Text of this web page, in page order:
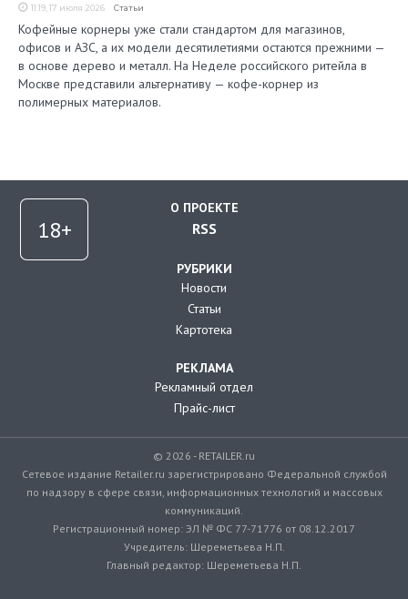
11:19, 17 июля 2026 Статьи
Кофейные корнеры уже стали стандартом для магазинов,
офисов и АЗС, а их модели десятилетиями остаются прежними —
в основе дерево и металл. На Неделе российского ритейла в
Москве представили альтернативу — кофе-корнер из
полимерных материалов.
О ПРОЕКТЕ
RSS
РУБРИКИ
Новости
Статьи
Картотека
РЕКЛАМА
Рекламный отдел
Прайс-лист
© 2026 - RETAILER.ru
Сетевое издание Retailer.ru зарегистрировано Федеральной службой
по надзору в сфере связи, информационных технологий и массовых
коммуникаций.
Регистрационный номер: ЭЛ № ФС 77-71776 от 08.12.2017
Учредитель: Шереметьева Н.П.
Главный редактор: Шереметьева Н.П.